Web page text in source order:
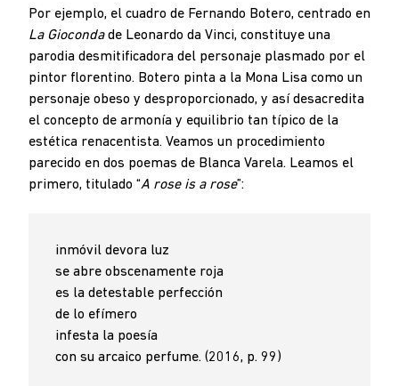
Por ejemplo, el cuadro de Fernando Botero, centrado en
La Giocondade Leonardo da Vinci, constituye una
parodia desmitificadora del personaje plasmado por el
pintor florentino. Botero pinta a la Mona Lisa como un
personaje obeso y desproporcionado, y así desacredita
el concepto de armonía y equilibrio tan típico de la
estética renacentista. Veamos un procedimiento
parecido en dos poemas de Blanca Varela. Leamos el
primero, titulado “A rose is a rose”:
inmóvil devora luz
se abre obscenamente roja
es la detestable perfección
de lo efímero
infesta la poesía
con su arcaico perfume. (2016, p. 99)